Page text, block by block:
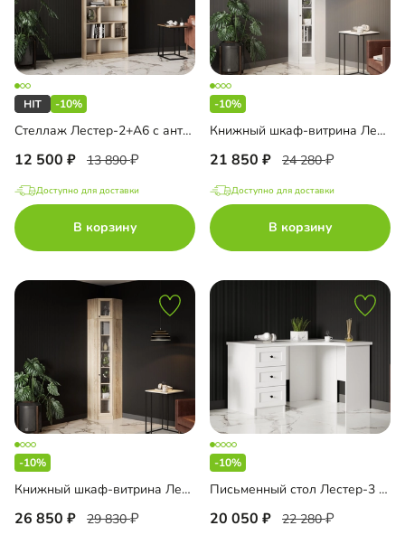
-10%
Стеллаж Лестер-2+А6 с антресолью
12 500 13 890
Доступно для доставки
В корзину
-10%
Книжный шкаф-витрина Лестер-9-500 + А8 с антресолью
21 850 24 280
Доступно для доставки
В корзину
-10%
Книжный шкаф-витрина Лестер-9-600 + А8 с антресолью
26 850 29 830
-10%
Письменный стол Лестер-3 угловой
20 050 22 280